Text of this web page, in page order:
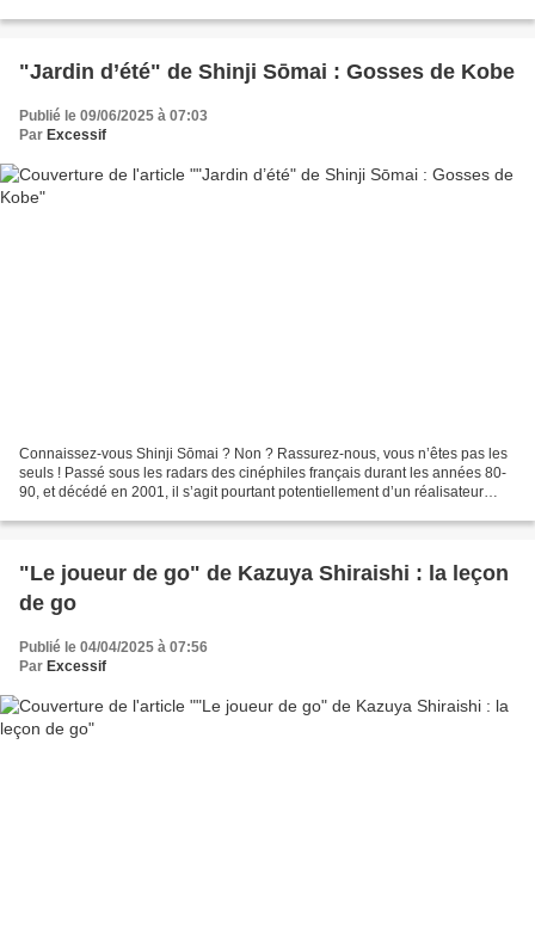
"Jardin d’été" de Shinji Sōmai : Gosses de Kobe
Publié le 09/06/2025 à 07:03
Par Excessif
Connaissez-vous Shinji Sōmai ? Non ? Rassurez-nous, vous n’êtes pas les
seuls ! Passé sous les radars des cinéphiles français durant les années 80-
90, et décédé en 2001, il s’agit pourtant potentiellement d’un réalisateur
"Le joueur de go" de Kazuya Shiraishi : la leçon
de go
Publié le 04/04/2025 à 07:56
Par Excessif